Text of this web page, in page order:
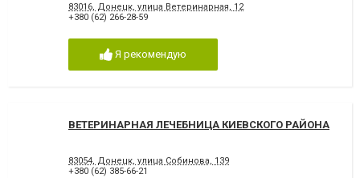
83016, Донецк, улица Ветеринарная, 12
+380 (62) 266-28-59
Я рекомендую
ВЕТЕРИНАРНАЯ ЛЕЧЕБНИЦА КИЕВСКОГО РАЙОНА
83054, Донецк, улица Собинова, 139
+380 (62) 385-66-21